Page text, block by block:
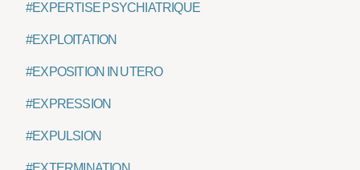
#EXPERTISE PSYCHIATRIQUE
#EXPLOITATION
#EXPOSITION IN UTERO
#EXPRESSION
#EXPULSION